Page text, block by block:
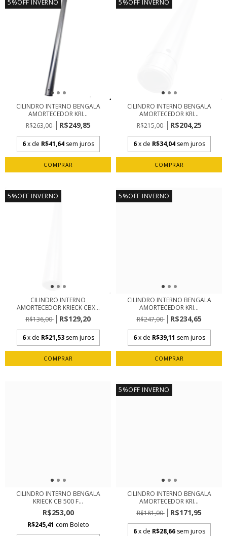
5%OFF INVERNO
CILINDRO INTERNO BENGALA
AMORTECEDOR KRI...
R$263,00
R$249,85
6 x de R$41,64 sem juros
5%OFF INVERNO
CILINDRO INTERNO BENGALA
AMORTECEDOR KRI...
R$215,00
R$204,25
6 x de R$34,04 sem juros
5%OFF INVERNO
CILINDRO INTERNO
AMORTECEDOR KRIECK CBX...
R$136,00
R$129,20
6 x de R$21,53 sem juros
5%OFF INVERNO
CILINDRO INTERNO BENGALA
AMORTECEDOR KRI...
R$247,00
R$234,65
6 x de R$39,11 sem juros
CILINDRO INTERNO BENGALA
KRIECK CB 500 F...
R$253,00
R$245,41 com Boleto
5%OFF INVERNO
CILINDRO INTERNO BENGALA
AMORTECEDOR KRI...
R$181,00
R$171,95
6 x de R$28,66 sem juros